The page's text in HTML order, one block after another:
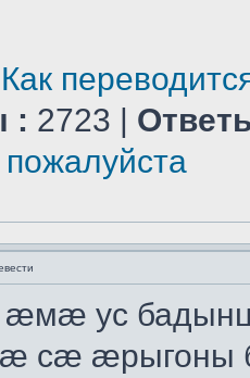
Как
: 2723 |
ус
сæ æрыгоны